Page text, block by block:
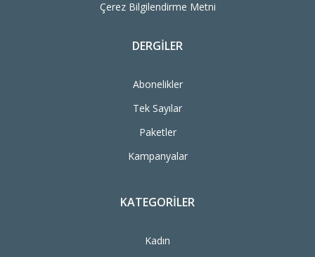
Çerez Bilgilendirme Metni
DERGILER
Abonelikler
Tek Sayılar
Paketler
Kampanyalar
KATEGORILER
Kadın